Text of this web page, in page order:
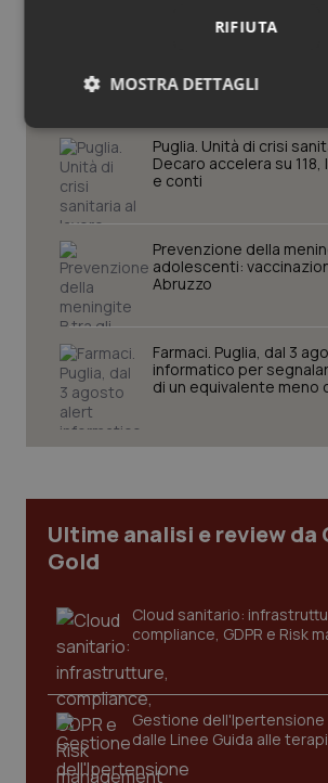
Ulcera & Reflusso
Vaccini
numero più alto degli
anni
Puglia. Unità di crisi
Decaro accelera su 118,
e conti
Prevenzione della
adolescenti:
Abruzzo
Farmaci. Puglia, dal 3
informatico per
di un equivalente meno
Ultime analisi e review da
Gold
Cloud sanitario:
compliance, GDPR e Risk
Gestione
dalle Linee Guida alle
RIFIUTA
MOSTRA DETTAGLI
Necessari Statistici
Necessari
I cookie necessari contribuiscono a
navigazione sulle pagine e l'accesso alle
protette del sito. Il sito web non è in
funzionare correttamente senza questi
Nome